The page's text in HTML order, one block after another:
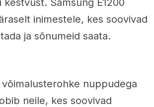
kestvust. Samsung E1200
inimestele, kes soovivad
ja sõnumeid saata.
võimalusterohke nuppudega
neile, kes soovivad